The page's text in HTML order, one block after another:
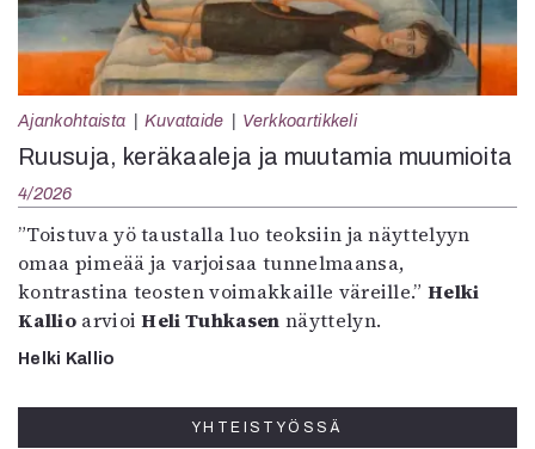
Ajankohtaista Kuvataide Verkkoartikkeli
Ruusuja, keräkaaleja ja muutamia muumioita
4/2026
”Toistuva yö taustalla luo teoksiin ja näyttelyyn
omaa pimeää ja varjoisaa tunnelmaansa,
kontrastina teosten voimakkaille väreille.”Helki
KallioarvioiHeli Tuhkasen näyttelyn.
Helki Kallio
YHTEISTYÖSSÄ